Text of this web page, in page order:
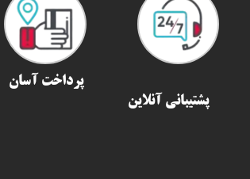
پشتیبانی آنلاین
پرداخت آسان